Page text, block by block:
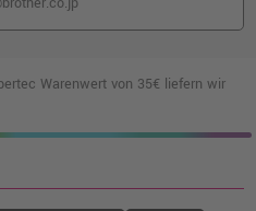
Toner · Schwarz
Toner · Cyan
shopping_cart
Warenwert von 35€ liefern wir